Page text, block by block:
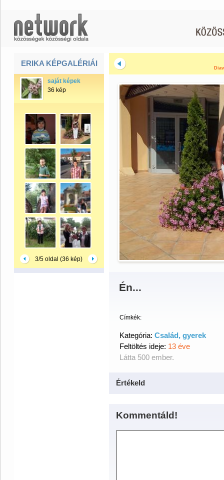
ERIKA KÉPGALÉRIÁI
saját képek
36 kép
3/5 oldal (36 kép)
Én...
Címkék:
Kategória: Család, gyerek
Feltöltés ideje: 13 éve
Látta 500 ember.
Értékeld
Kommentáld!